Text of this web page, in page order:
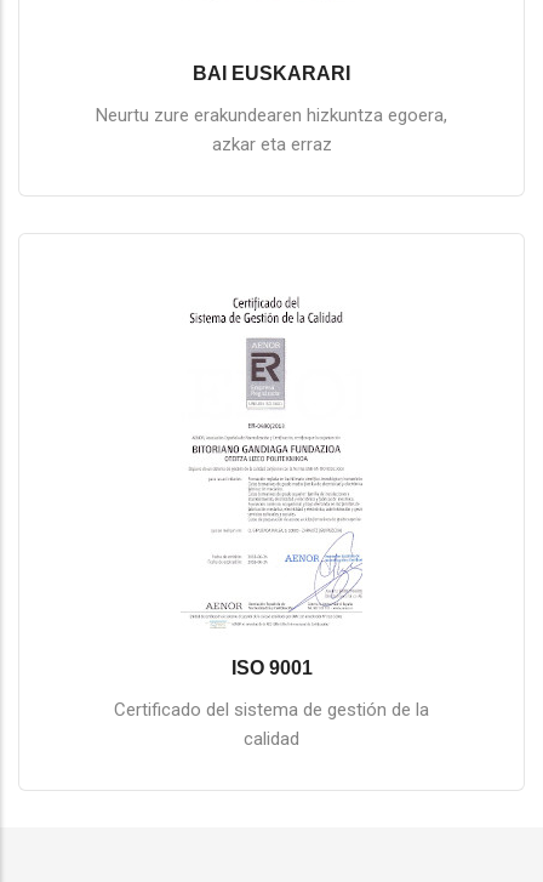
BAI EUSKARARI
Neurtu zure erakundearen hizkuntza egoera,
azkar eta erraz
ISO 9001
Certificado del sistema de gestión de la
calidad